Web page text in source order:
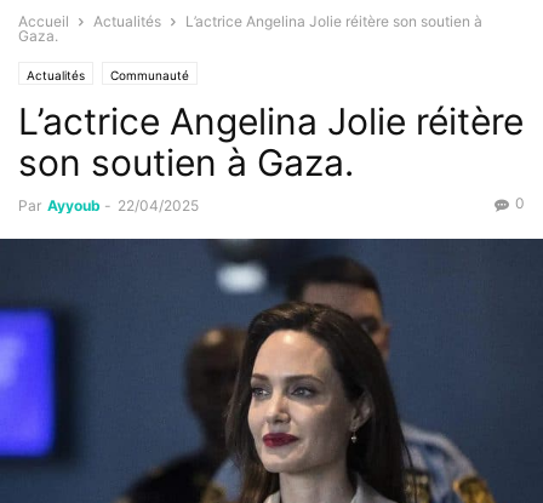
Accueil Actualités
L’actrice Angelina Jolie réitère son soutien à
Gaza.
Actualités Communauté
L’actrice Angelina Jolie réitère
son soutien à Gaza.
Par Ayyoub - 22/04/2025 0